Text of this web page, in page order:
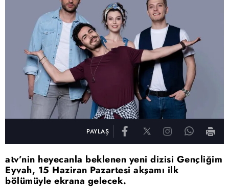
PAYLAŞ
atv’nin heyecanla beklenen yeni dizisi Gençliğim
Eyvah, 15 Haziran Pazartesi akşamı ilk
bölümüyle ekrana gelecek.